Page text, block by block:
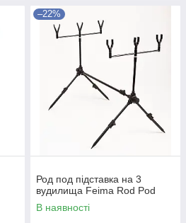
–22%
Род под підставка на 3
вудилища Feima Rod Pod
В наявності